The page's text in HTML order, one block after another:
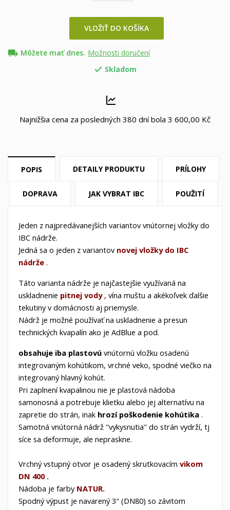
VLOŽIŤ DO KOŠÍKA
local_shipping Môžete mať dnes. Možnosti doručení
 Skladom
Najnižšia cena za posledných 380 dní bola 3 600,00 Kč
POPIS DETAILY PRODUKTU PRÍLOHY
DOPRAVA JAK VYBRAT IBC POUŽITÍ
Jeden z najpredávanejších variantov vnútornej vložky do
IBC nádrže.
Jedná sa o jeden z variantov novej vložky do IBC
nádrže .
Táto varianta nádrže je najčastejšie využívaná na
uskladnenie pitnej vody, vína muštu a akékoľvek ďalšie
tekutiny v domácnosti aj priemysle.
Nádrž je možné používať na uskladnenie a presun
technických kvapalín ako je AdBlue a pod.
obsahuje iba plastovú vnútornú vložku osadenú
integrovaným kohútikom, vrchné veko, spodné viečko na
integrovaný hlavný kohút.
Pri zaplnení kvapalinou nie je plastová nádoba
samonosná a potrebuje klietku alebo jej alternatívu na
zapretie do strán, inak hrozí poškodenie kohútika .
Samotná vnútorná nádrž "vykysnutia" do strán vydrží, tj
síce sa deformuje, ale nepraskne.
Vrchný vstupný otvor je osadený skrutkovacím vikom
DN 400.
Nádoba je farby NATUR.
Spodný výpust je navarený 3" (DN80) so závitom